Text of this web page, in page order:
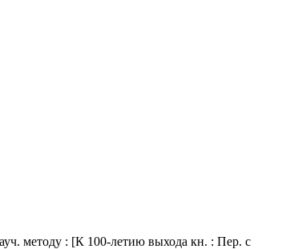
методу : [К 100-летию выхода кн. : Пер. с